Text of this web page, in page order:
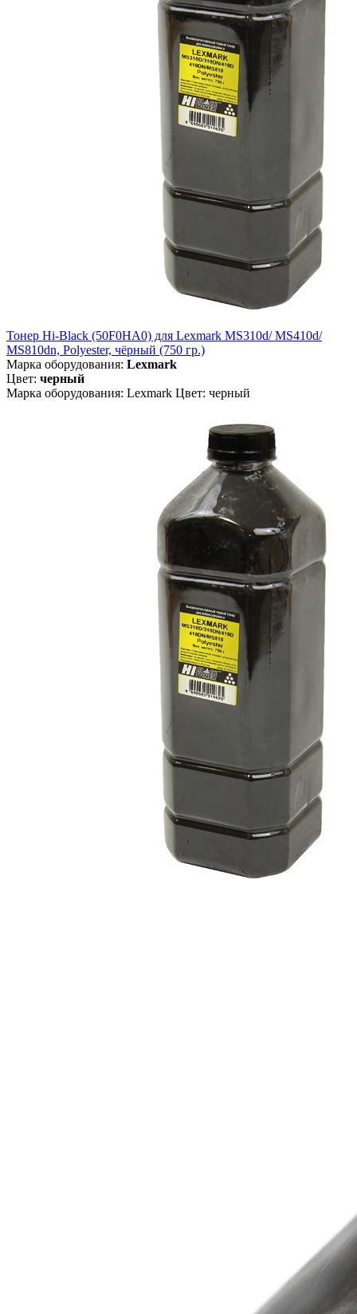
Тонер Hi-Black (50F0HA0) для Lexmark MS310d/ MS410d/
MS810dn, Polyester, чёрный (750 гр.)
Марка оборудования: Lexmark
Цвет: черный
Марка оборудования: Lexmark Цвет: черный